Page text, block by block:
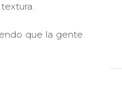
que la gente